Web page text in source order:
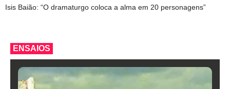
Isis Baião: “O dramaturgo coloca a alma em 20 personagens”
ENSAIOS